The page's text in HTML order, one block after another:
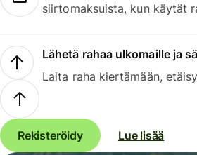
siirtomaksuista, kun käytät
Lähetä rahaa ulkomaille ja
Laita raha kiertämään,
Rekisteröidy Lue lisää